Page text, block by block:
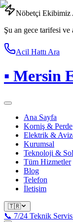
Nöbetçi
Şu an gece tarifesi
Acil Hattı Ara
▪ Mersin
Ana Sayfa
Korniş & Perde
Elektrik &
Kurumsal
Teknoloji &
Tüm Hizmetler
Blog
Telefon
İletişim
🇹🇷
📞 7/24 Teknik